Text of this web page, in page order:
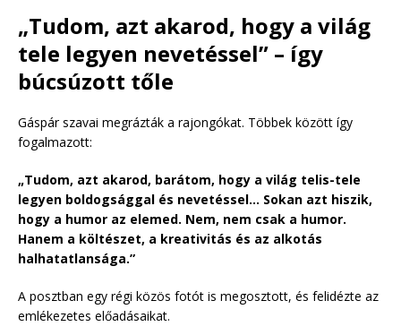
„Tudom, azt akarod, hogy a világ
tele legyen nevetéssel” – így
búcsúzott tőle
Gáspár szavai megrázták a rajongókat. Többek között így
fogalmazott:
„Tudom, azt akarod, barátom, hogy a világ telis-tele
legyen boldogsággal és nevetéssel… Sokan azt hiszik,
hogy a humor az elemed. Nem, nem csak a humor.
Hanem a költészet, a kreativitás és az alkotás
halhatatlansága.”
A posztban egy régi közös fotót is megosztott, és felidézte az
emlékezetes előadásaikat.